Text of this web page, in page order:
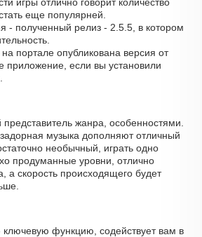
еще популярней.
- полученный релиз - 2.5.5, в котором
портале опубликована версия от
приложение, если вы установили
жанра, особенностями.
музыка дополняют отличный
необычный, играть одно
продуманные уровни, отлично
а скорость происходящего будет
ключевую функцию, содействует вам в